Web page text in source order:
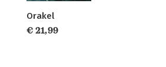
Orakel
€ 21,99